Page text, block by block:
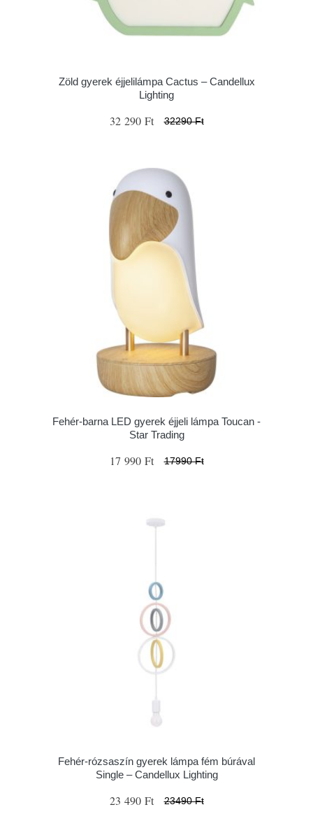
Zöld gyerek éjjelilámpa Cactus – Candellux
Lighting
32 290 Ft 32290 Ft
Fehér-barna LED gyerek éjjeli lámpa Toucan -
Star Trading
17 990 Ft 17990 Ft
Fehér-rózsaszín gyerek lámpa fém búrával
Single – Candellux Lighting
23 490 Ft 23490 Ft